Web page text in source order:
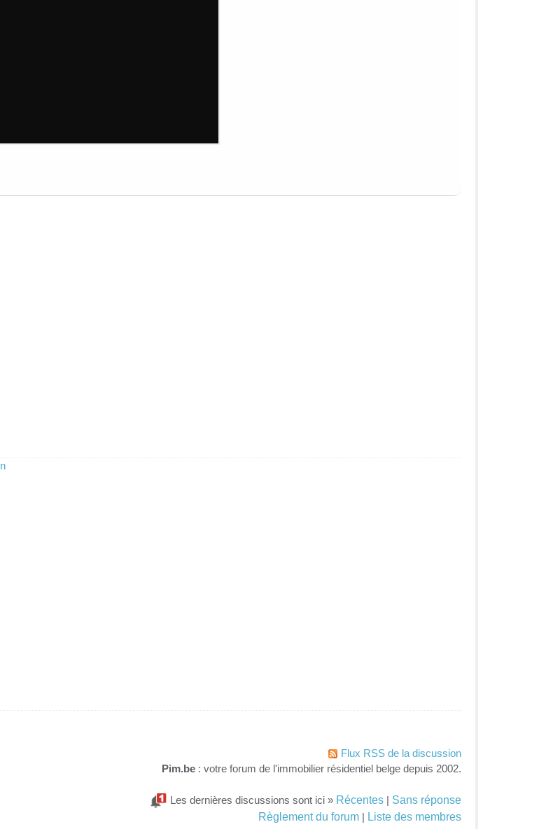
Flux RSS de la discussion
Pim.be : votre forum de l'immobilier résidentiel belge depuis 2002.
Les dernières discussions sont ici » Récentes | Sans réponse
Règlement du forum | Liste des membres